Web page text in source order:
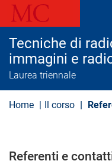
l
Tecniche di
immagini e
Laurea triennale
Home Il corso
Referenti e